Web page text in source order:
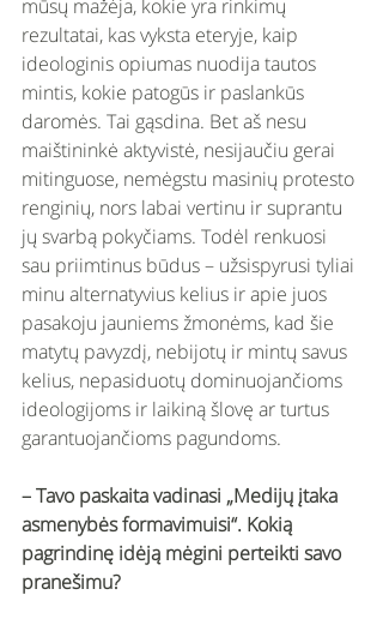
mūsų mažėja, kokie yra rinkimų
rezultatai, kas vyksta eteryje, kaip
ideologinis opiumas nuodija tautos
mintis, kokie patogūs ir paslankūs
daromės. Tai gąsdina. Bet aš nesu
maištininkė aktyvistė, nesijaučiu gerai
mitinguose, nemėgstu masinių protesto
renginių, nors labai vertinu ir suprantu
jų svarbą pokyčiams. Todėl renkuosi
sau priimtinus būdus – užsispyrusi tyliai
minu alternatyvius kelius ir apie juos
pasakoju jauniems žmonėms, kad šie
matytų pavyzdį, nebijotų ir mintų savus
kelius, nepasiduotų dominuojančioms
ideologijoms ir laikiną šlovę ar turtus
garantuojančioms pagundoms.
– Tavo paskaita vadinasi „Medijų įtaka
asmenybės formavimuisi“. Kokią
pagrindinę idėją mėgini perteikti savo
pranešimu?